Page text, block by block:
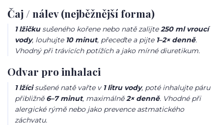
Čaj / nálev (nejběžnější forma)
1 lžičkusušeného kořene nebo natě zalijte250 ml vroucí
vody, louhujte 10 minut, přeceďte a pijte 1–2× denně.
Vhodný při trávicích potížích a jako mírné diuretikum.
Odvar pro inhalaci
1 lžícisušené natě vařte v 1 litru vody, poté inhalujte páru
přibližně 6–7 minut, maximálně2× denně. Vhodné při
alergické rýmě nebo jako prevence astmatického
záchvatu.